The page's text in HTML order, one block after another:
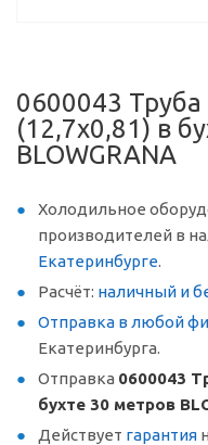
0600043
(12,7х0,81) в
BLOWGRANA
Холодильное
производителей в
Екатеринбурге.
Расчёт: наличный и
Отправка в любой
Екатеринбурга.
Отправка 0600043
бухте 30 метров
Действует гарантия